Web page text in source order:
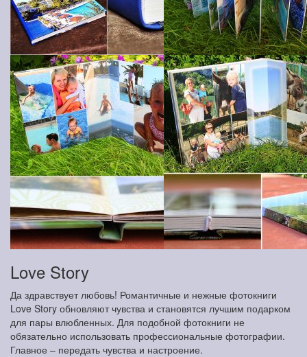
Love Story
Да здравствует любовь! Романтичные и нежные фотокниги
Love Story обновляют чувства и становятся лучшим подарком
для пары влюбленных. Для подобной фотокниги не
обязательно использовать профессиональные фотографии.
Главное – передать чувства и настроение.